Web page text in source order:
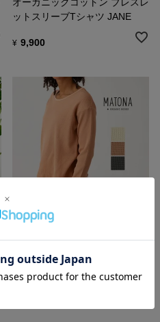
ットスリーブTシャツ JANE
¥ 9,900
べーシックロングスリーブ